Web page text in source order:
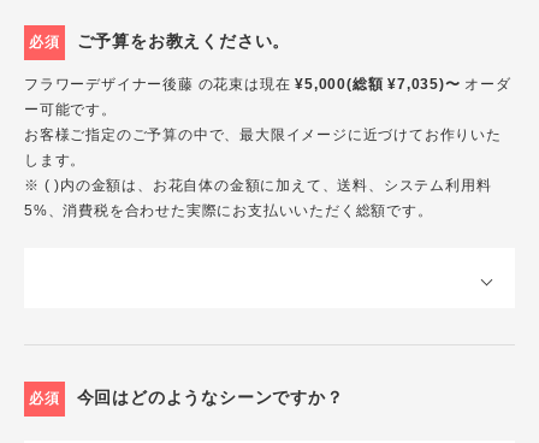
必須 ご予算をお教えください。
フラワーデザイナー後藤 の花束は現在¥5,000(総額 ¥7,035)〜 オーダ
ー可能です。
お客様ご指定のご予算の中で、最大限イメージに近づけてお作りいた
します。
※ ( )内の金額は、お花自体の金額に加えて、送料、システム利用料
5%、消費税を合わせた実際にお支払いいただく総額です。
必須 今回はどのようなシーンですか？